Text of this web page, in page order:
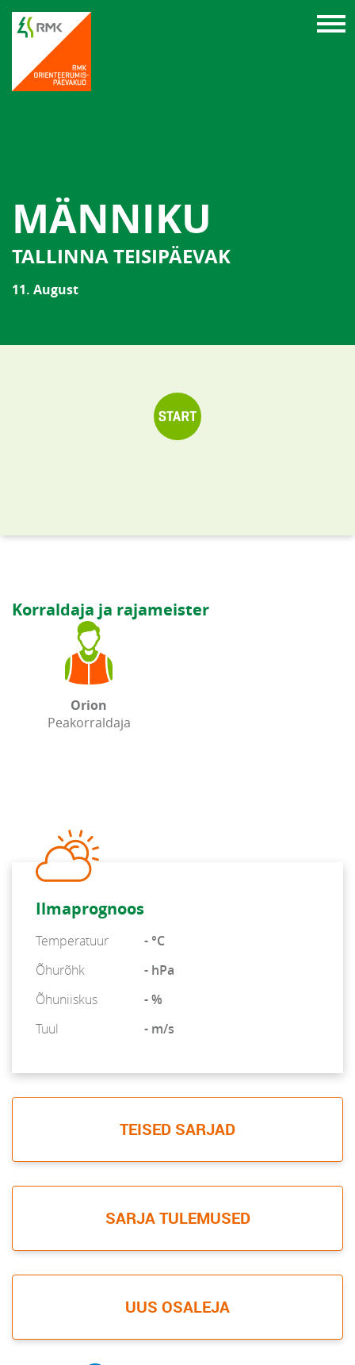
MÄNNIKU
TALLINNA TEISIPÄEVAK
11. August
Korraldaja ja rajameister
Orion
Peakorraldaja
Ilmaprognoos
Temperatuur
- °C
Õhurõhk
- hPa
Õhuniiskus
- %
Tuul
- m/s
TEISED SARJAD
SARJA TULEMUSED
UUS OSALEJA